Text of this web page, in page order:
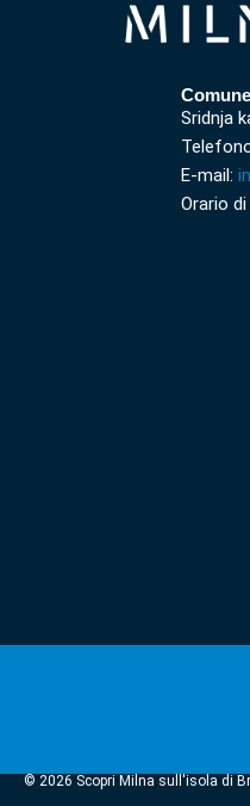
Sridnja
E-mail:
Orario
© 2026 Scopri Milna sull'isola di